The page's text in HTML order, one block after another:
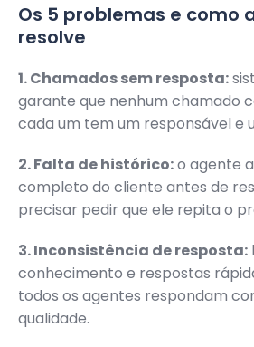
Os 5 problemas e como
resolve
1. Chamados sem resposta:
garante que nenhum chamado
cada um tem um responsável e
2. Falta de histórico:o agente
completo do cliente antes de
precisar pedir que ele repita o
3. Inconsistência de resposta:
conhecimento e respostas
todos os agentes respondam
qualidade.